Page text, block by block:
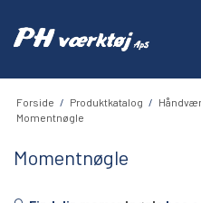
Forside / Produktkatalog /
Momentnøgle
Momentnøgle